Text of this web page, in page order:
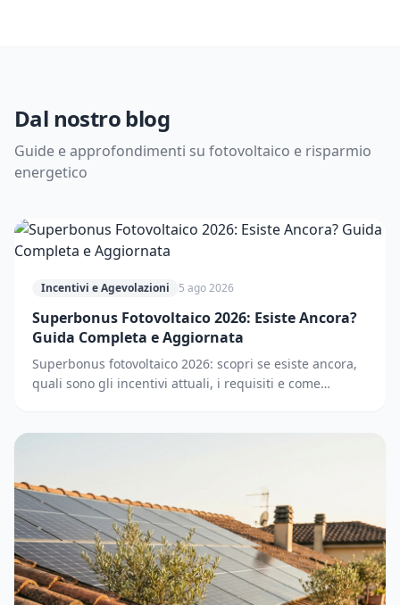
Dal nostro blog
Guide e approfondimenti su fotovoltaico e risparmio
energetico
Incentivi e Agevolazioni 5 ago 2026
Superbonus Fotovoltaico 2026: Esiste Ancora?
Guida Completa e Aggiornata
Superbonus fotovoltaico 2026: scopri se esiste ancora,
quali sono gli incentivi attuali, i requisiti e come